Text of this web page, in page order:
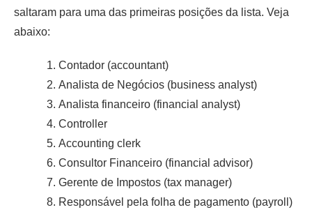
saltaram para uma das primeiras posições da lista. Veja
abaixo:
Contador (accountant)
Analista de Negócios (business analyst)
Analista financeiro (financial analyst)
Controller
Accounting clerk
Consultor Financeiro (financial advisor)
Gerente de Impostos (tax manager)
Responsável pela folha de pagamento (payroll)